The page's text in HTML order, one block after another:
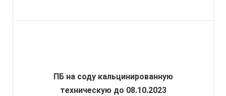
ПБ на соду кальцинированную
техническую до 08.10.2023